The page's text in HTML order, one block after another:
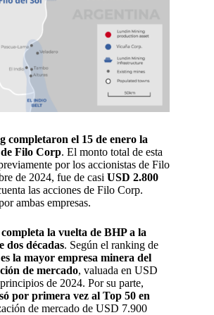
el 15 de enero la
Filo Corp. El monto total de esta
por los accionistas de Filo
de 2024, fue de casi USD 2.800
las acciones de Filo Corp.
ambas empresas.
completa la vuelta de BHP a la
dos décadas. Según el ranking de
la mayor empresa minera del
de mercado, valuada en USD
de 2024. Por su parte,
por primera vez al Top 50 en
de mercado de USD 7.900